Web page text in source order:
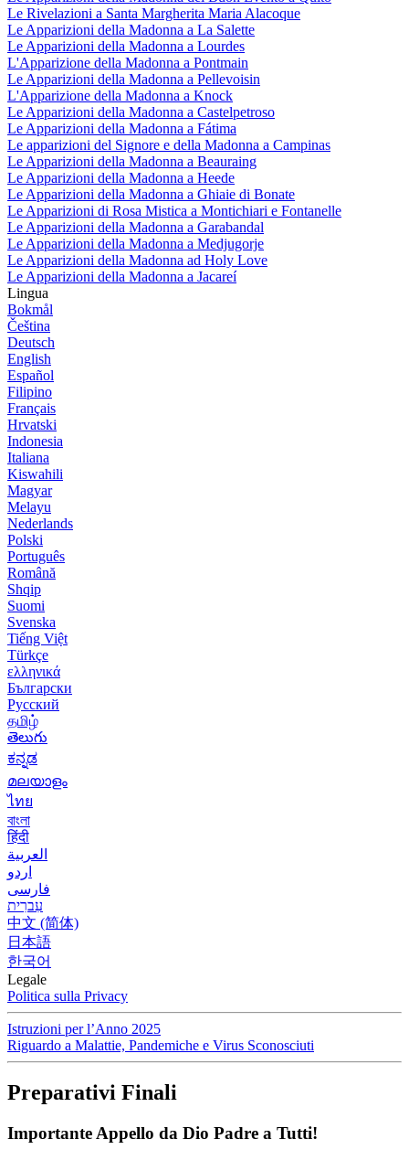
Le Rivelazioni a Santa Margherita Maria Alacoque
Le Apparizioni della Madonna a La Salette
Le Apparizioni della Madonna a Lourdes
L'Apparizione della Madonna a Pontmain
Le Apparizioni della Madonna a Pellevoisin
L'Apparizione della Madonna a Knock
Le Apparizioni della Madonna a Castelpetroso
Le Apparizioni della Madonna a Fátima
Le apparizioni del Signore e della Madonna a Campinas
Le Apparizioni della Madonna a Beauraing
Le Apparizioni della Madonna a Heede
Le Apparizioni della Madonna a Ghiaie di Bonate
Le Apparizioni di Rosa Mistica a Montichiari e Fontanelle
Le Apparizioni della Madonna a Garabandal
Le Apparizioni della Madonna a Medjugorje
Le Apparizioni della Madonna ad Holy Love
Le Apparizioni della Madonna a Jacareí
Lingua
Bokmål
Čeština
Deutsch
English
Español
Filipino
Français
Hrvatski
Indonesia
Italiana
Kiswahili
Magyar
Melayu
Nederlands
Polski
Português
Română
Shqip
Suomi
Svenska
Tiếng Việt
Türkçe
ελληνικά
Български
Русский
தமிழ்
తెలుగు
ಕನ್ನಡ
മലയാളം
ไทย
বাংলা
हिंदी
العربية
اردو
فارسی
עִברִית
中文 (简体)
日本語
한국어
Legale
Politica sulla Privacy
Istruzioni per l’Anno 2025
Riguardo a Malattie, Pandemiche e Virus Sconosciuti
Preparativi Finali
Importante Appello da Dio Padre a Tutti!